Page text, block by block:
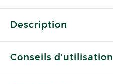
Description
Conseils d'utilisation